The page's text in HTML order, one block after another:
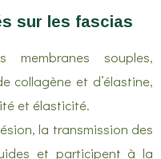
sur les fascias
souples,
collagène et d’élastine,
et élasticité.
la transmission des
et participent à la